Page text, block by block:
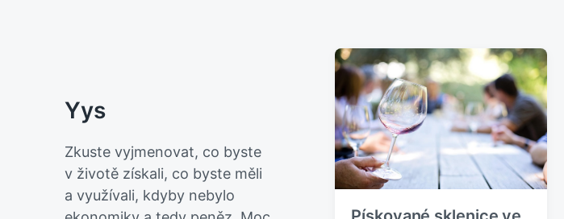
Yys
Zkuste vyjmenovat, co byste
v životě získali, co byste měli
a využívali, kdyby nebylo